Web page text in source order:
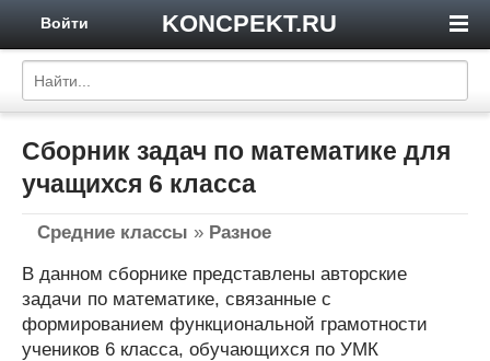
KONCPEKT.RU
Войти
Сборник задач по математике для
учащихся 6 класса
Средние классы » Разное
В данном сборнике представлены авторские
задачи по математике, связанные с
формированием функциональной грамотности
учеников 6 класса, обучающихся по УМК